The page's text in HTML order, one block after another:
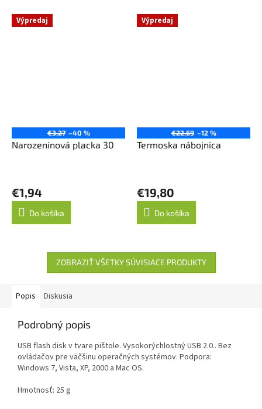
Výpredaj
€3,27 –40 %
Narozeninová placka 30
€1,94
Do košíka
Výpredaj
€22,69 –12 %
Termoska nábojnica
€19,80
Do košíka
ZOBRAZIŤ VŠETKY SÚVISIACE PRODUKTY
Popis Diskusia
Podrobný popis
USB flash disk v tvare pištole. Vysokorýchlostný USB 2.0.. Bez
ovládačov pre väčšinu operačných systémov. Podpora:
Windows 7, Vista, XP, 2000 a Mac OS.
Hmotnosť: 25 g